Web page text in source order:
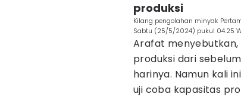
produksi
Kilang pengolahan minyak
Sabtu (25/5/2024) pukul 04.25
Arafat menyebutkan,
produksi dari
harinya. Namun kali
uji coba kapasitas